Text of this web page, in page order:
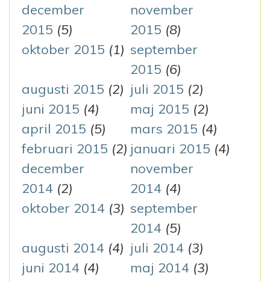
december
2015 (5)
november
2015 (8)
oktober 2015 (1) september
2015 (6)
augusti 2015 (2) juli 2015 (2)
juni 2015 (4) maj 2015 (2)
april 2015 (5) mars 2015 (4)
februari 2015 (2) januari 2015 (4)
december
2014 (2)
november
2014 (4)
oktober 2014 (3) september
2014 (5)
augusti 2014 (4) juli 2014 (3)
juni 2014 (4) maj 2014 (3)